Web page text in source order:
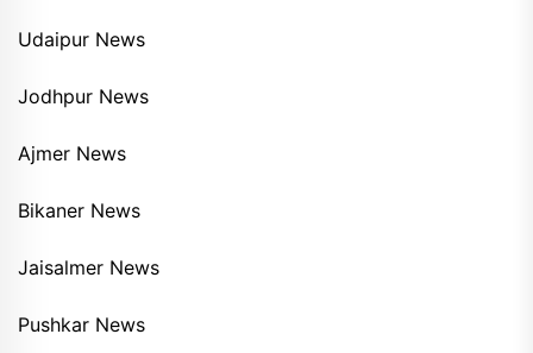
Udaipur News
Jodhpur News
Ajmer News
Bikaner News
Jaisalmer News
Pushkar News